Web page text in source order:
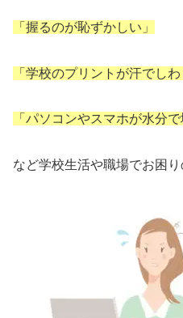
「握るのが恥ずかしい」
「学校のプリントが汗でしわ
「パソコンやスマホが水分で
など学校生活や職場でお困